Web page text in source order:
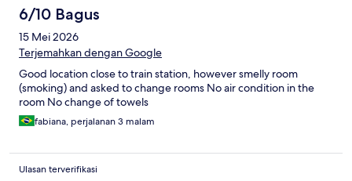
6/10 Bagus
15 Mei 2026
Terjemahkan dengan Google
Good location close to train station, however smelly room
(smoking) and asked to change rooms No air condition in the
room No change of towels
fabiana, perjalanan 3 malam
Ulasan terverifikasi